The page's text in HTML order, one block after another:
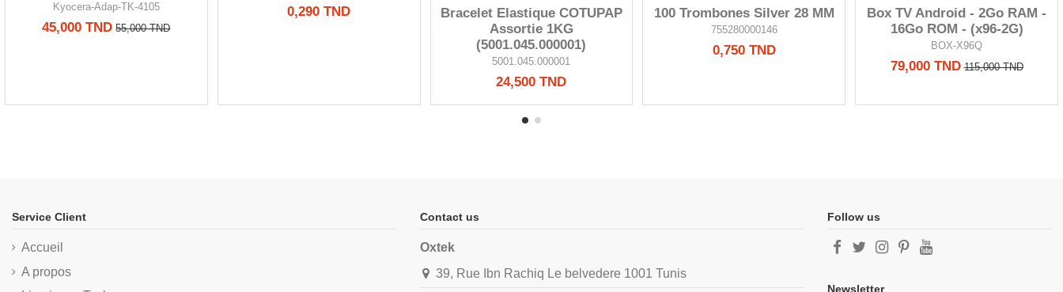
Kyocera-Adap-TK-4105
45,000 TND 55,000 TND
0,290 TND
Bracelet Elastique COTUPAP
Assortie 1KG
(5001.045.000001)
5001.045.000001
24,500 TND
100 Trombones Silver 28 MM
755280000146
0,750 TND
Box TV Android - 2Go RAM -
16Go ROM - (x96-2G)
BOX-X96Q
79,000 TND 115,000 TND
Service Client
Accueil
A propos
Contact us
Oxtek
39, Rue Ibn Rachiq Le belvedere 1001 Tunis
Follow us
Newsletter